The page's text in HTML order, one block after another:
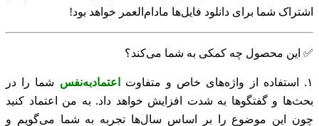
اشتراک شما برای دانلود فایل‌ها مادام‌العمر خواهد بود!
✅ این محصول چه کمکی به شما می‌کند؟
۱. استفاده از واژه‌های خاص و متفاوت اعتمادبه‌نفس شما را در
بحث‌ها و گفتگوها به شدت افزایش خواهد داد. به من اعتماد کنید
چون این موضوع را بر اساس سال‌ها تجربه به شما می‌‌گویم و